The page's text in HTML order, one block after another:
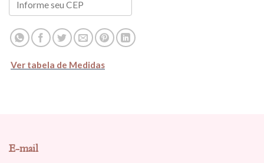
Ver tabela de Medidas
E-mail